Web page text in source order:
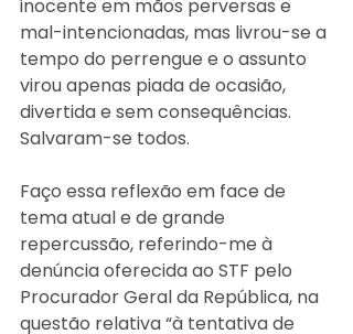
inocente em mãos perversas e
mal-intencionadas, mas livrou-se a
tempo do perrengue e o assunto
virou apenas piada de ocasião,
divertida e sem consequências.
Salvaram-se todos.
Faço essa reflexão em face de
tema atual e de grande
repercussão, referindo-me à
denúncia oferecida ao STF pelo
Procurador Geral da República, na
questão relativa “à tentativa de